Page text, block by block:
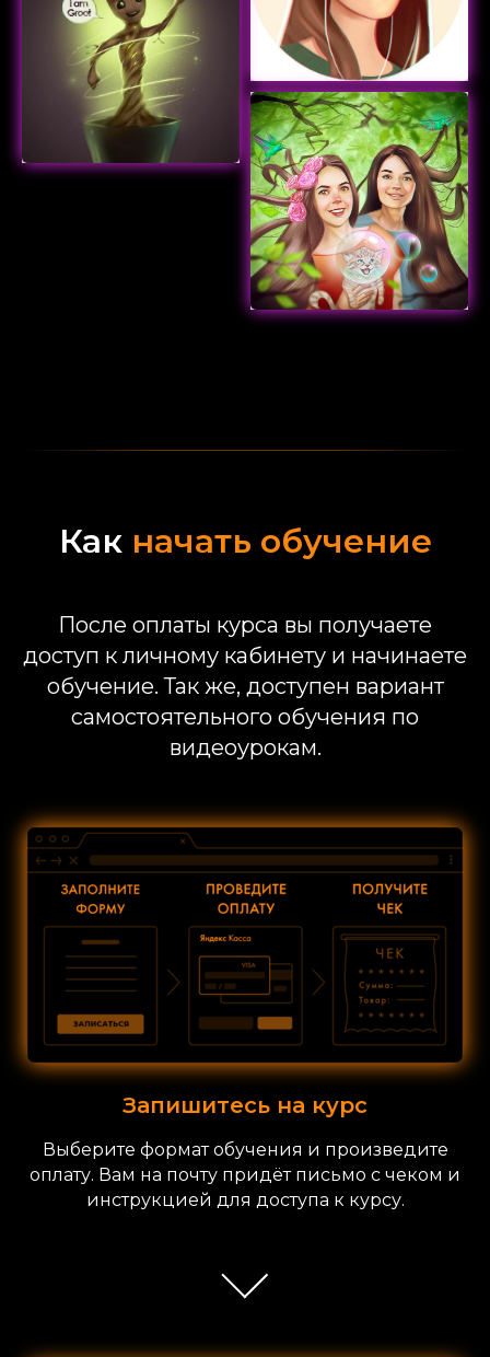
Как начать обучение
После оплаты курса вы получаете
доступ к личному кабинету и начинаете
обучение. Так же, доступен вариант
самостоятельного обучения по
видеоурокам.
Запишитесь на курс
Выберите формат обучения и произведите
оплату. Вам на почту придёт письмо с чеком и
инструкцией для доступа к курсу.